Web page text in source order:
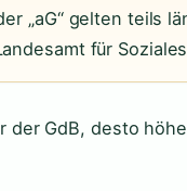
„aG“ gelten teils
für
GdB, desto